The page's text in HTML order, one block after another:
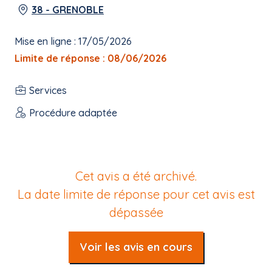
38 - GRENOBLE
Mise en ligne : 17/05/2026
Limite de réponse : 08/06/2026
Services
Procédure adaptée
Cet avis a été archivé.
La date limite de réponse pour cet avis est
dépassée
Voir les avis en cours